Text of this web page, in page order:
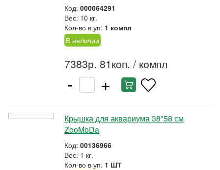
Код: 000064291
Вес: 10 кг.
Кол-во в уп: 1 компл
В наличии
7383р. 81коп. / компл
- +
Крышка для аквариума 38*58 см
ZooMoDa
Код: 00136966
Вес: 1 кг.
Кол-во в уп: 1 ШТ